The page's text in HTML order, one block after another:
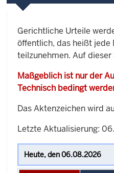
Gerichtliche Urteile
öffentlich, das heißt jede
teilzunehmen. Auf
Maßgeblich ist nur der
Technisch bedingt
Das Aktenzeichen wird
Letzte Aktualisierung: